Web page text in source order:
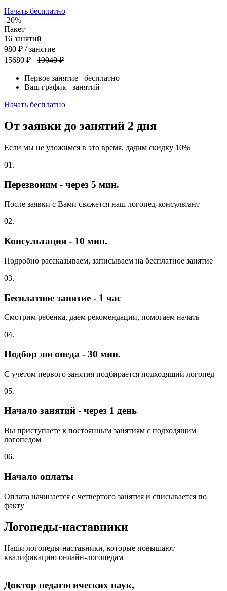
Начать бесплатно
-20%
Пакет
16 занятий
980 ₽ / занятие
15680 ₽
19040 ₽
Первое занятие бесплатно
Ваш график занятий
Начать бесплатно
От заявки до занятий 2 дня
Если мы не уложимся в это время, дадим скидку 10%
01.
Перезвоним - через 5 мин.
После заявки с Вами свяжется наш логопед-консультант
02.
Консультация - 10 мин.
Подробно рассказываем, записываем на бесплатное занятие
03.
Бесплатное занятие - 1 час
Смотрим ребенка, даем рекомендации, помогаем начать
04.
Подбор логопеда - 30 мин.
С учетом первого занятия подбирается подходящий логопед
05.
Начало занятий - через 1 день
Вы приступаете к постоянным занятиям с подходящим
логопедом
06.
Начало оплаты
Оплата начинается с четвертого занятия и списывается по
факту
Логопеды-наставники
Наши логопеды-наставники, которые повышают
квалификацию онлайн-логопедам
Доктор педагогических наук,